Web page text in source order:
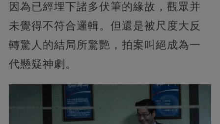
因為已經埋下諸多伏筆的緣故，觀眾并
未覺得不符合邏輯。但還是被尺度大反
轉驚人的結局所驚艷，拍案叫絕成為一
代懸疑神劇。